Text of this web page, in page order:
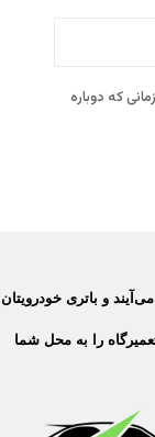
که دوباره
و باتری خودرویتان
را به محل شما